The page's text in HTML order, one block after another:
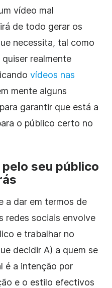
vídeo mal
de todo gerar os
necessita, tal como
realmente
vídeos nas
mente alguns
garantir que está a
o público certo no
pelo seu público
a dar em termos de
redes sociais envolve
e trabalhar no
decidir A) a quem se
é a intenção por
e o estilo efectivos